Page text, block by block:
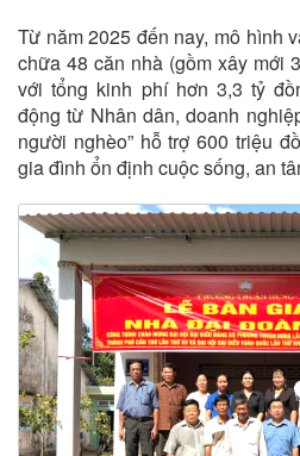
Từ năm 2025 đến nay, mô hình
chữa 48 căn nhà (gồm xây mới
với tổng kinh phí hơn 3,3 tỷ
động từ Nhân dân, doanh
người nghèo” hỗ trợ 600 triệu
gia đình ổn định cuộc sống, an